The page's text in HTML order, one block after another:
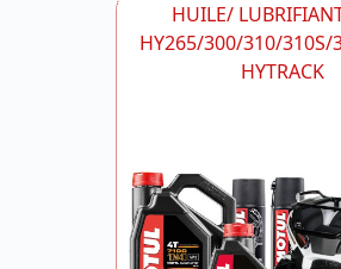
HUILE/
HY265/300/310/310S/
HYTRACK